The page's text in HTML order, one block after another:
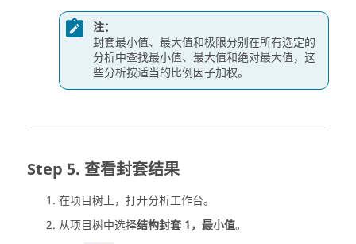
注：
封套最小值、最大值和极限分别在所有选定的
分析中查找最小值、最大值和绝对最大值，这
些分析按适当的比例因子加权。
查看封套结果
在项目树上，打开分析工作台。
从项目树中选择结构封套 1，最小值。